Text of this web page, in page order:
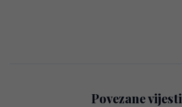
Povezane vijesti